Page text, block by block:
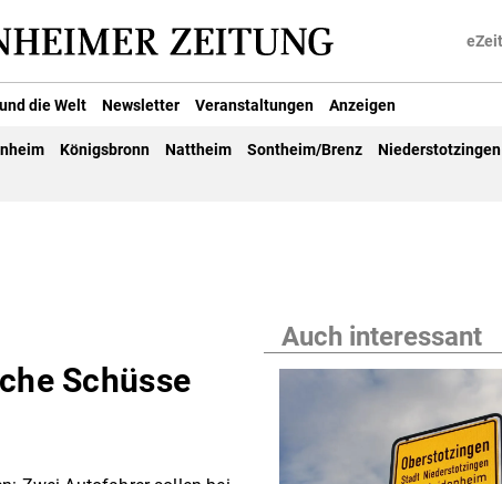
die Welt Newsletter Veranstaltungen Anzeigen
Königsbronn Nattheim Sontheim/Brenz Niederstotzingen
Schüsse
Auch interessant